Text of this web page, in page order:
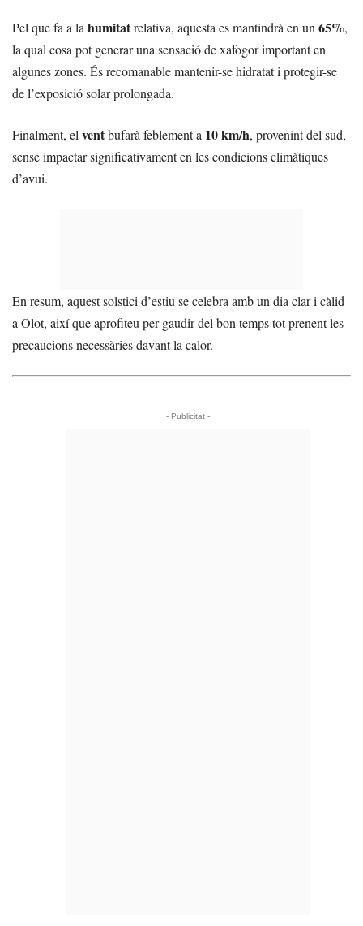
Pel que fa a lahumitatrelativa, aquesta es mantindrà en un65%,
la qual cosa pot generar una sensació de xafogor important en
algunes zones. És recomanable mantenir-se hidratat i protegir-se
de l’exposició solar prolongada.
Finalment, elventbufarà feblement a 10 km/h, provenint del sud,
sense impactar significativament en les condicions climàtiques
d’avui.
En resum, aquest solstici d’estiu se celebra amb un dia clar i càlid
a Olot, així que aprofiteu per gaudir del bon temps tot prenent les
precaucions necessàries davant la calor.
- Publicitat -